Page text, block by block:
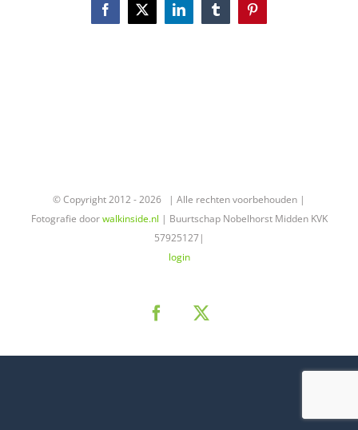
Facebook
X LinkedInTumblrPinterest
© Copyright 2012 -2026 | Alle rechten voorbehouden |
Fotografie doorwalkinside.nl | Buurtschap Nobelhorst Midden KVK
57925127|
login
Facebook
X